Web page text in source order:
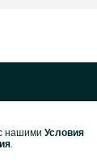
нашими Условия
.